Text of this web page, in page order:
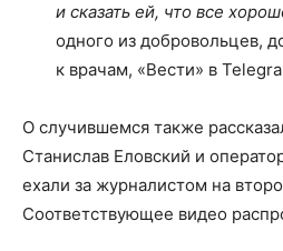
и сказать ей, что все
одного из добровольцев,
к врачам, «Вести» в
О случившемся также
Станислав Еловский и
ехали за журналистом на
Соответствующее видео